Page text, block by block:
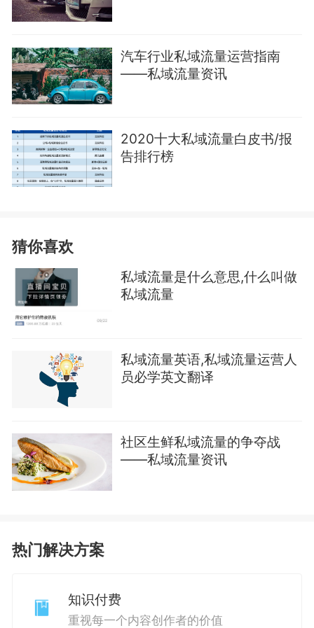
汽车行业私域流量运营指南
——私域流量资讯
2020十大私域流量白皮书/报
告排行榜
猜你喜欢
私域流量是什么意思,什么叫做
私域流量
私域流量英语,私域流量运营人
员必学英文翻译
社区生鲜私域流量的争夺战
——私域流量资讯
热门解决方案
知识付费
重视每一个内容创作者的价值